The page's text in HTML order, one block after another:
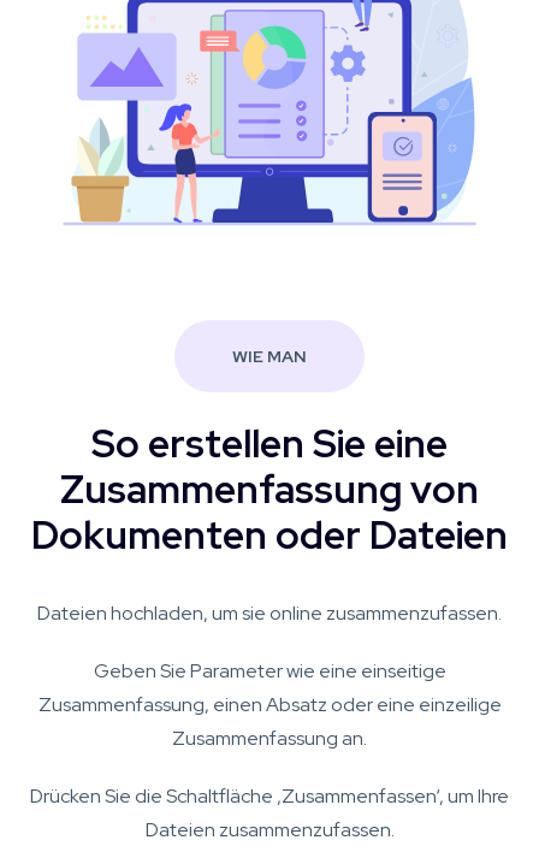
WIE MAN
So erstellen Sie eine
Zusammenfassung von
Dokumenten oder Dateien
Dateien hochladen, um sie online zusammenzufassen.
Geben Sie Parameter wie eine einseitige
Zusammenfassung, einen Absatz oder eine einzeilige
Zusammenfassung an.
Drücken Sie die Schaltfläche ‚Zusammenfassen‘, um Ihre
Dateien zusammenzufassen.